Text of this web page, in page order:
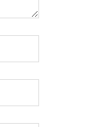
electrónico:*